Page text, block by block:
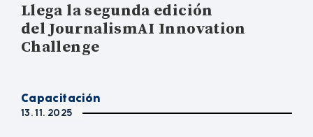
Llega la segunda edición
del JournalismAI Innovation
Challenge
Capacitación
13. 11. 2025